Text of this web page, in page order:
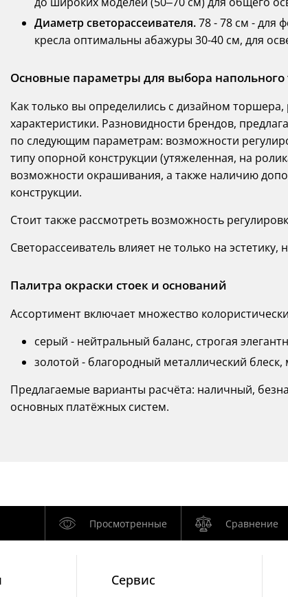
Диаметр светорассеивателя.78 - 78 см - для
кресла оптимальны абажуры 30-40 см, для
Основные параметры для выбора
Как только вы определились с дизайном
характеристики. Разновидности брендов,
по следующим параметрам: возможности
типу опорной конструкции (утяжеленная, на
возможности окрашивания, а также наличию
конструкции.
Стоит также рассмотреть возможность
Светорассеиватель влияет не только на
Палитра окраски стоек и оснований
Ассортимент включает множество
серый - нейтральный баланс, строгая
золотой - благородный металлический
Предлагаемые варианты расчёта: наличный,
основных платёжных систем.
Просмотренные Сравнение
Cервис